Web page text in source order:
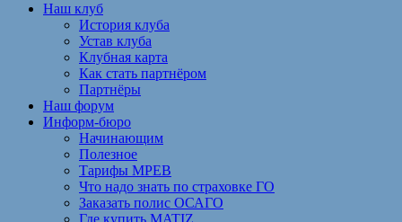
Наш клуб
История клуба
Устав клуба
Клубная карта
Как стать партнёром
Партнёры
Наш форум
Информ-бюро
Начинающим
Полезное
Тарифы МРЕВ
Что надо знать по страховке ГО
Заказать полис ОСАГО